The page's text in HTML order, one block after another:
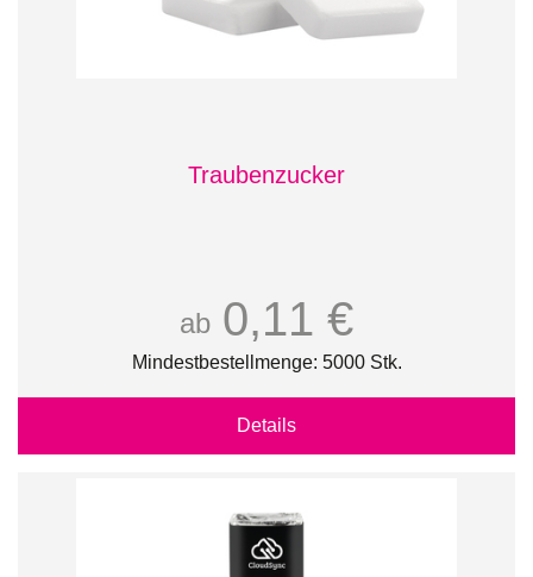
Traubenzucker
ab 0,11 €
Mindestbestellmenge: 5000 Stk.
Details